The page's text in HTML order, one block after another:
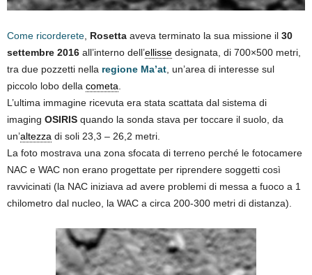
Come ricorderete Rosetta aveva terminato la sua missione il 30
settembre 2016 all’interno dell’ellisse designata, di 700×500 metri,
tra due pozzetti nella regione Ma’at , un’area di interesse sul
piccolo lobo della cometa
L’ultima immagine ricevuta era stata scattata dal sistema di
imaging OSIRIS quando la sonda stava per toccare il suolo, da
un’altezza di soli 23,3 – 26,2 metri.
La foto mostrava una zona sfocata di terreno perché le fotocamere
NAC e WAC non erano progettate per riprendere soggetti così
ravvicinati (la NAC iniziava ad avere problemi di messa a fuoco a 1
chilometro dal nucleo, la WAC a circa 200-300 metri di distanza).